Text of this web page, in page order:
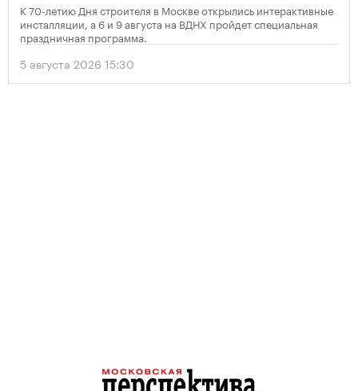
К 70-летию Дня строителя в Москве открылись интерактивные
инсталляции, а 6 и 9 августа на ВДНХ пройдет специальная
праздничная программа.
5 августа 2026 15:30